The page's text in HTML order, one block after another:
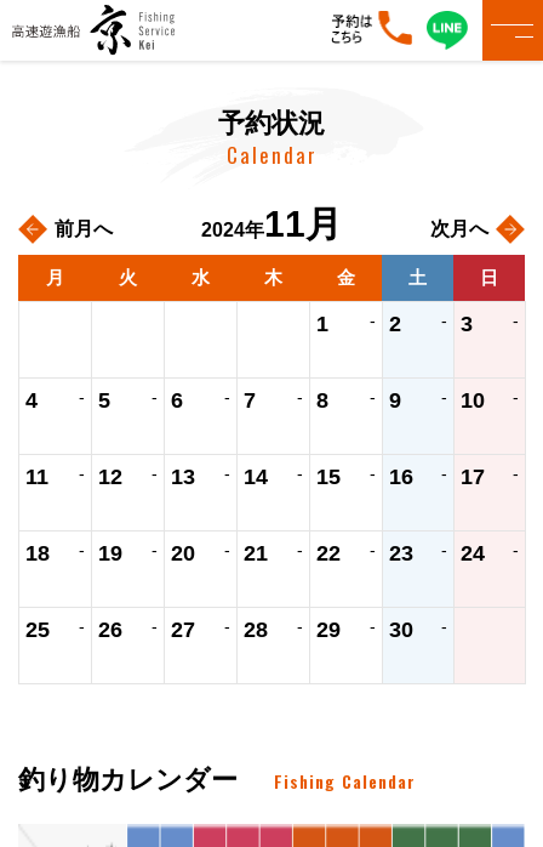
予約状況
Calendar
前月へ 2024年11月 次月へ
月 火 水 木 金 土 日
1 - 2 - 3 -
4 - 5 - 6 - 7 - 8 - 9 - 10 -
11 - 12 - 13 - 14 - 15 - 16 - 17 -
18 - 19 - 20 - 21 - 22 - 23 - 24 -
25 - 26 - 27 - 28 - 29 - 30 -
釣り物カレンダー Fishing Calendar